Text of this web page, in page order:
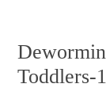
Toddlers-1